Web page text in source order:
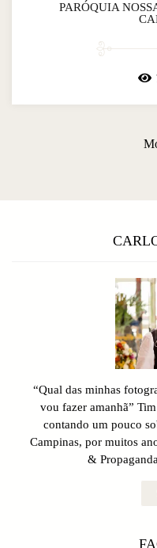
PARÓQUIA
“Qual das minhas
vou fazer amanhã”
contando um pouco
Campinas, por muitos
&